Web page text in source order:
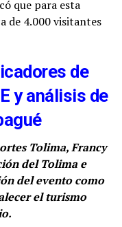
que para esta
de 4.000 visitantes
de
y análisis de
Tolima, Francy
del Tolima e
del evento como
el turismo